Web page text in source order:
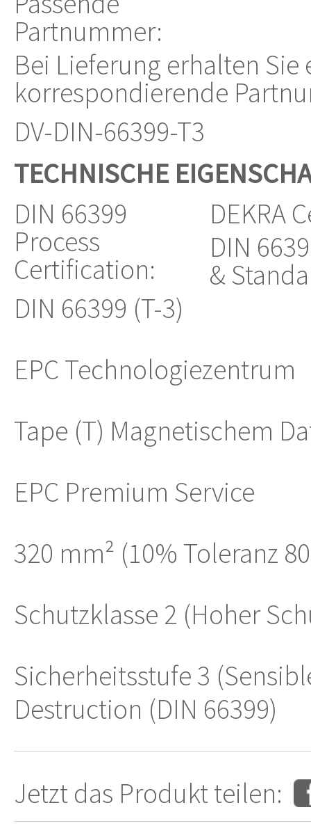
Partnummer:
Bei Lieferung erhalten
korrespondierende
DV-DIN-66399-T3
TECHNISCHE
DIN 66399
Process
Certification:
DEKRA
DIN
&
DIN 66399 (T-3)
EPC Technologiezentrum
Tape (T) Magnetischem
EPC Premium Service
320 mm² (10% Toleranz
Schutzklasse 2 (Hoher
Sicherheitsstufe 3
Destruction (DIN 66399)
Jetzt das Produkt teilen: